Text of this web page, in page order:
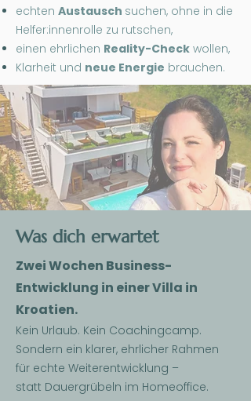
echten Austausch suchen, ohne in die
Helfer:innenrolle zu rutschen,
einen ehrlichen Reality-Check wollen,
Klarheit und neue Energie brauchen.
Was dich erwartet
Zwei Wochen Business-
Entwicklung in einer Villa in
Kroatien.
Kein Urlaub. Kein Coachingcamp.
Sondern ein klarer, ehrlicher Rahmen
für echte Weiterentwicklung –
statt Dauergrübeln im Homeoffice.